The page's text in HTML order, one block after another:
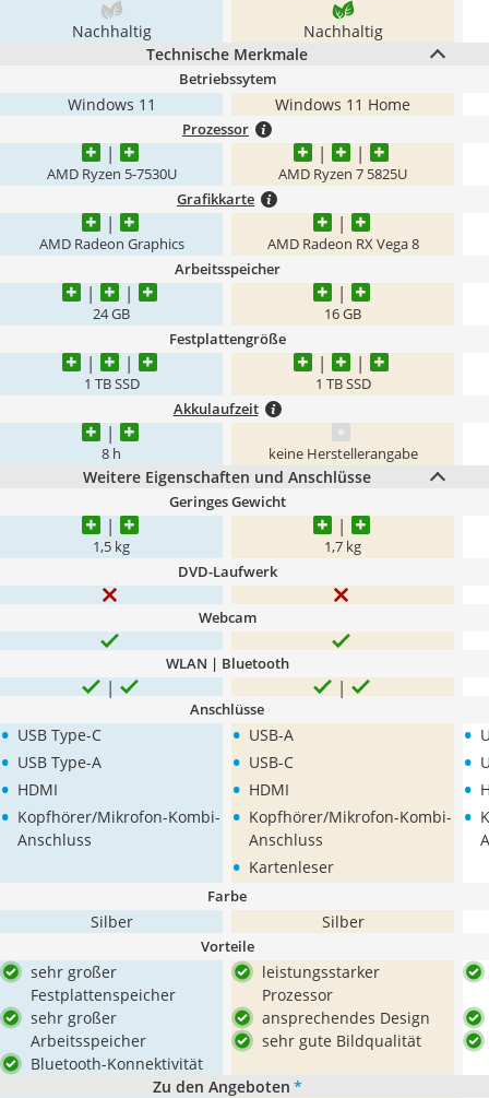
Nachhaltig
Nachhaltig
Technische Merkmale
Betriebssytem
Windows 11 Windows 11 Home
Prozessor
AMD Ryzen 5-7530U AMD Ryzen 7 5825U
Grafikkarte
AMD Radeon Graphics AMD Radeon RX Vega 8
Arbeitsspeicher
24 GB 16 GB
Festplattengröße
1 TB SSD 1 TB SSD
Akkulaufzeit
8 h keine Herstellerangabe
Weitere Eigenschaften und Anschlüsse
Geringes Gewicht
1,5 kg 1,7 kg
DVD-Laufwerk
Webcam
WLAN | Bluetooth
Anschlüsse
• USB Type-C
• USB Type-A
• HDMI
• Kopfhörer/Mikrofon-Kombi-
Anschluss
• USB-A
• USB-C
• HDMI
• Kopfhörer/Mikrofon-Kombi-
Anschluss
• Kartenleser
•
•
•
•
Farbe
Silber Silber
Vorteile
sehr großer
Festplattenspeicher
sehr großer
Arbeitsspeicher
Bluetooth-Konnektivität
leistungsstarker
Prozessor
ansprechendes Design
sehr gute Bildqualität
Zu den Angeboten *